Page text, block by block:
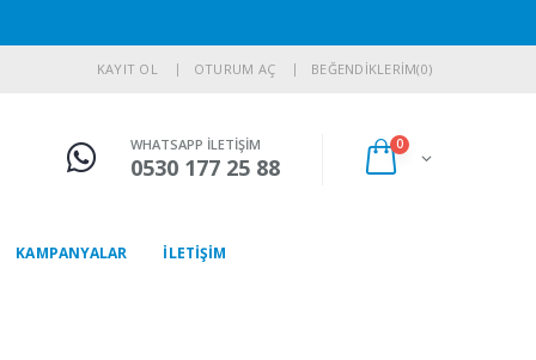
KAYIT OL OTURUM AÇ BEĞENDİKLERİM(0)
WHATSAPP İLETİŞİM
0530 177 25 88
0
KAMPANYALAR İLETİŞİM